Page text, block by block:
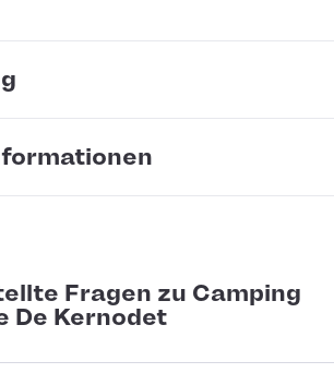
Fragen zu Camping
De Kernodet